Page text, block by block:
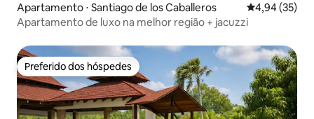
Apartamento ⋅ Santiago de los Caballeros 4,94 de uma
4,94 (35)
Apartamento de luxo na melhor região + jacuzzi
Preferido dos hóspedes
Preferido dos hóspedes